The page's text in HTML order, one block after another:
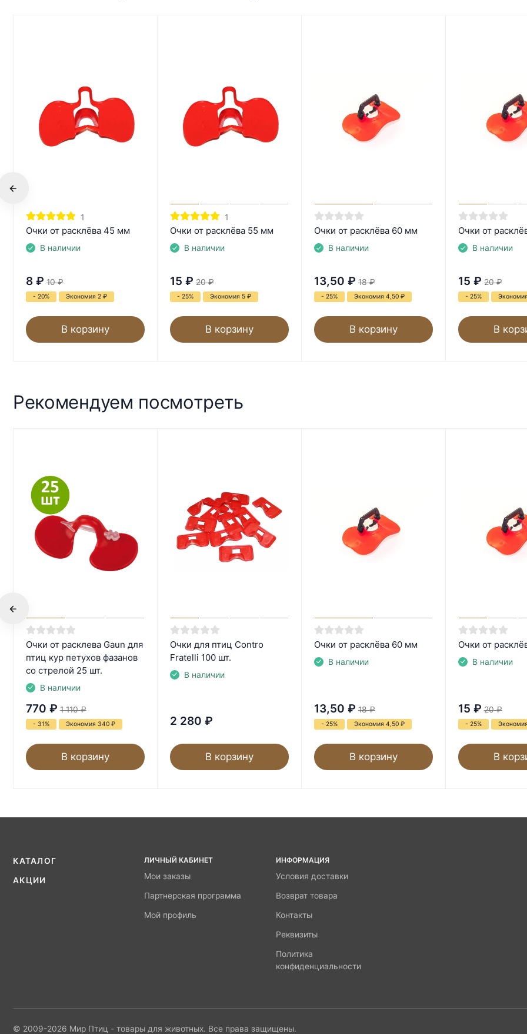
1
Очки от расклёва 45 мм
В наличии
8 ₽ 10 ₽
- 20% Экономия 2 ₽
В корзину
1
Очки от расклёва 55 мм
В наличии
15 ₽ 20 ₽
- 25% Экономия 5 ₽
В корзину
Очки от расклёва 60 мм
В наличии
13,50 ₽ 18 ₽
- 25% Экономия 4,50 ₽
В корзину
Очки от
В наличии
15 ₽ 20 ₽
- 25%
В
Рекомендуем посмотреть
Очки от расклева Gaun для
птиц кур петухов фазанов
со стрелой 25 шт.
В наличии
770 ₽ 1 110 ₽
- 31% Экономия 340 ₽
В корзину
Очки для птиц Contro
Fratelli 100 шт.
В наличии
2 280 ₽
В корзину
Очки от расклёва 60 мм
В наличии
13,50 ₽ 18 ₽
- 25% Экономия 4,50 ₽
В корзину
Очки от
В наличии
15 ₽ 20 ₽
- 25%
В
КАТАЛОГ
АКЦИИ
ЛИЧНЫЙ КАБИНЕТ
Мои заказы
Партнерская программа
Мой профиль
ИНФОРМАЦИЯ
Условия доставки
Возврат товара
Контакты
Реквизиты
Политика
конфиденциальности
© 2009-2026 Мир Птиц - товары для животных. Все права защищены.